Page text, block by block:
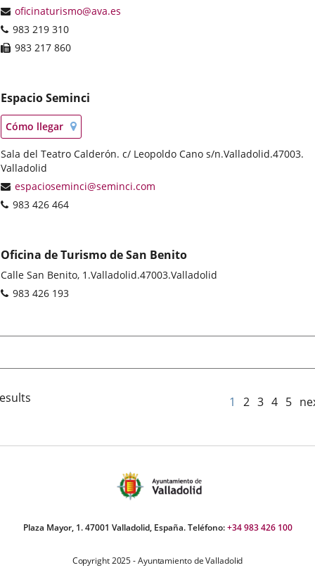
Email
oficinaturismo@ava.es
Phones
983 219 310
Fax
983 217 860
Espacio Seminci
Localización
en
mapa
Cómo llegar Enlace
a
una
externa.
Postal
address
Sala del Teatro Calderón. c/ Leopoldo Cano s/n.Valladolid.47003.
Valladolid
Email
espacioseminci@seminci.com
Phones
983 426 464
Oficina de Turismo de San Benito
Postal
address
Calle San Benito, 1.Valladolid.47003.Valladolid
Phones
983 426 193
1 2 3 4 5
Plaza Mayor, 1. 47001 Valladolid, España. Teléfono:+34 983 426 100
Copyright 2025 - Ayuntamiento de Valladolid